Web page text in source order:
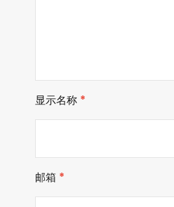
显示名称 *
邮箱 *